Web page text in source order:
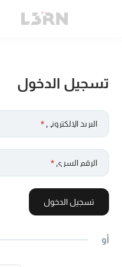
تسجيل الدخول
البريد الإلكتروني *
الرقم السري *
تسجيل الدخول
أو